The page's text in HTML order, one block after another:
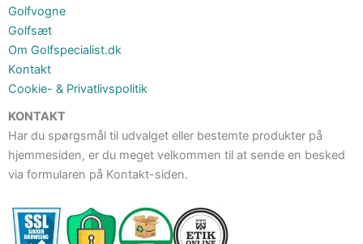
Golfvogne
Golfsæt
Om Golfspecialist.dk
Kontakt
Cookie- & Privatlivspolitik
KONTAKT
Har du spørgsmål til udvalget eller bestemte produkter på
hjemmesiden, er du meget velkommen til at sende en besked
via formularen på Kontakt-siden.